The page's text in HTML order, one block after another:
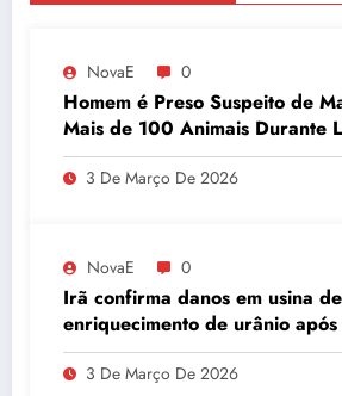
NovaE 0
Homem é Preso Suspeito de
Mais de 100 Animais Durante
3 De Março De 2026
NovaE 0
Irã confirma danos em usina de
enriquecimento de urânio
embaixador evita detalhes
quantidade de urânio
3 De Março De 2026